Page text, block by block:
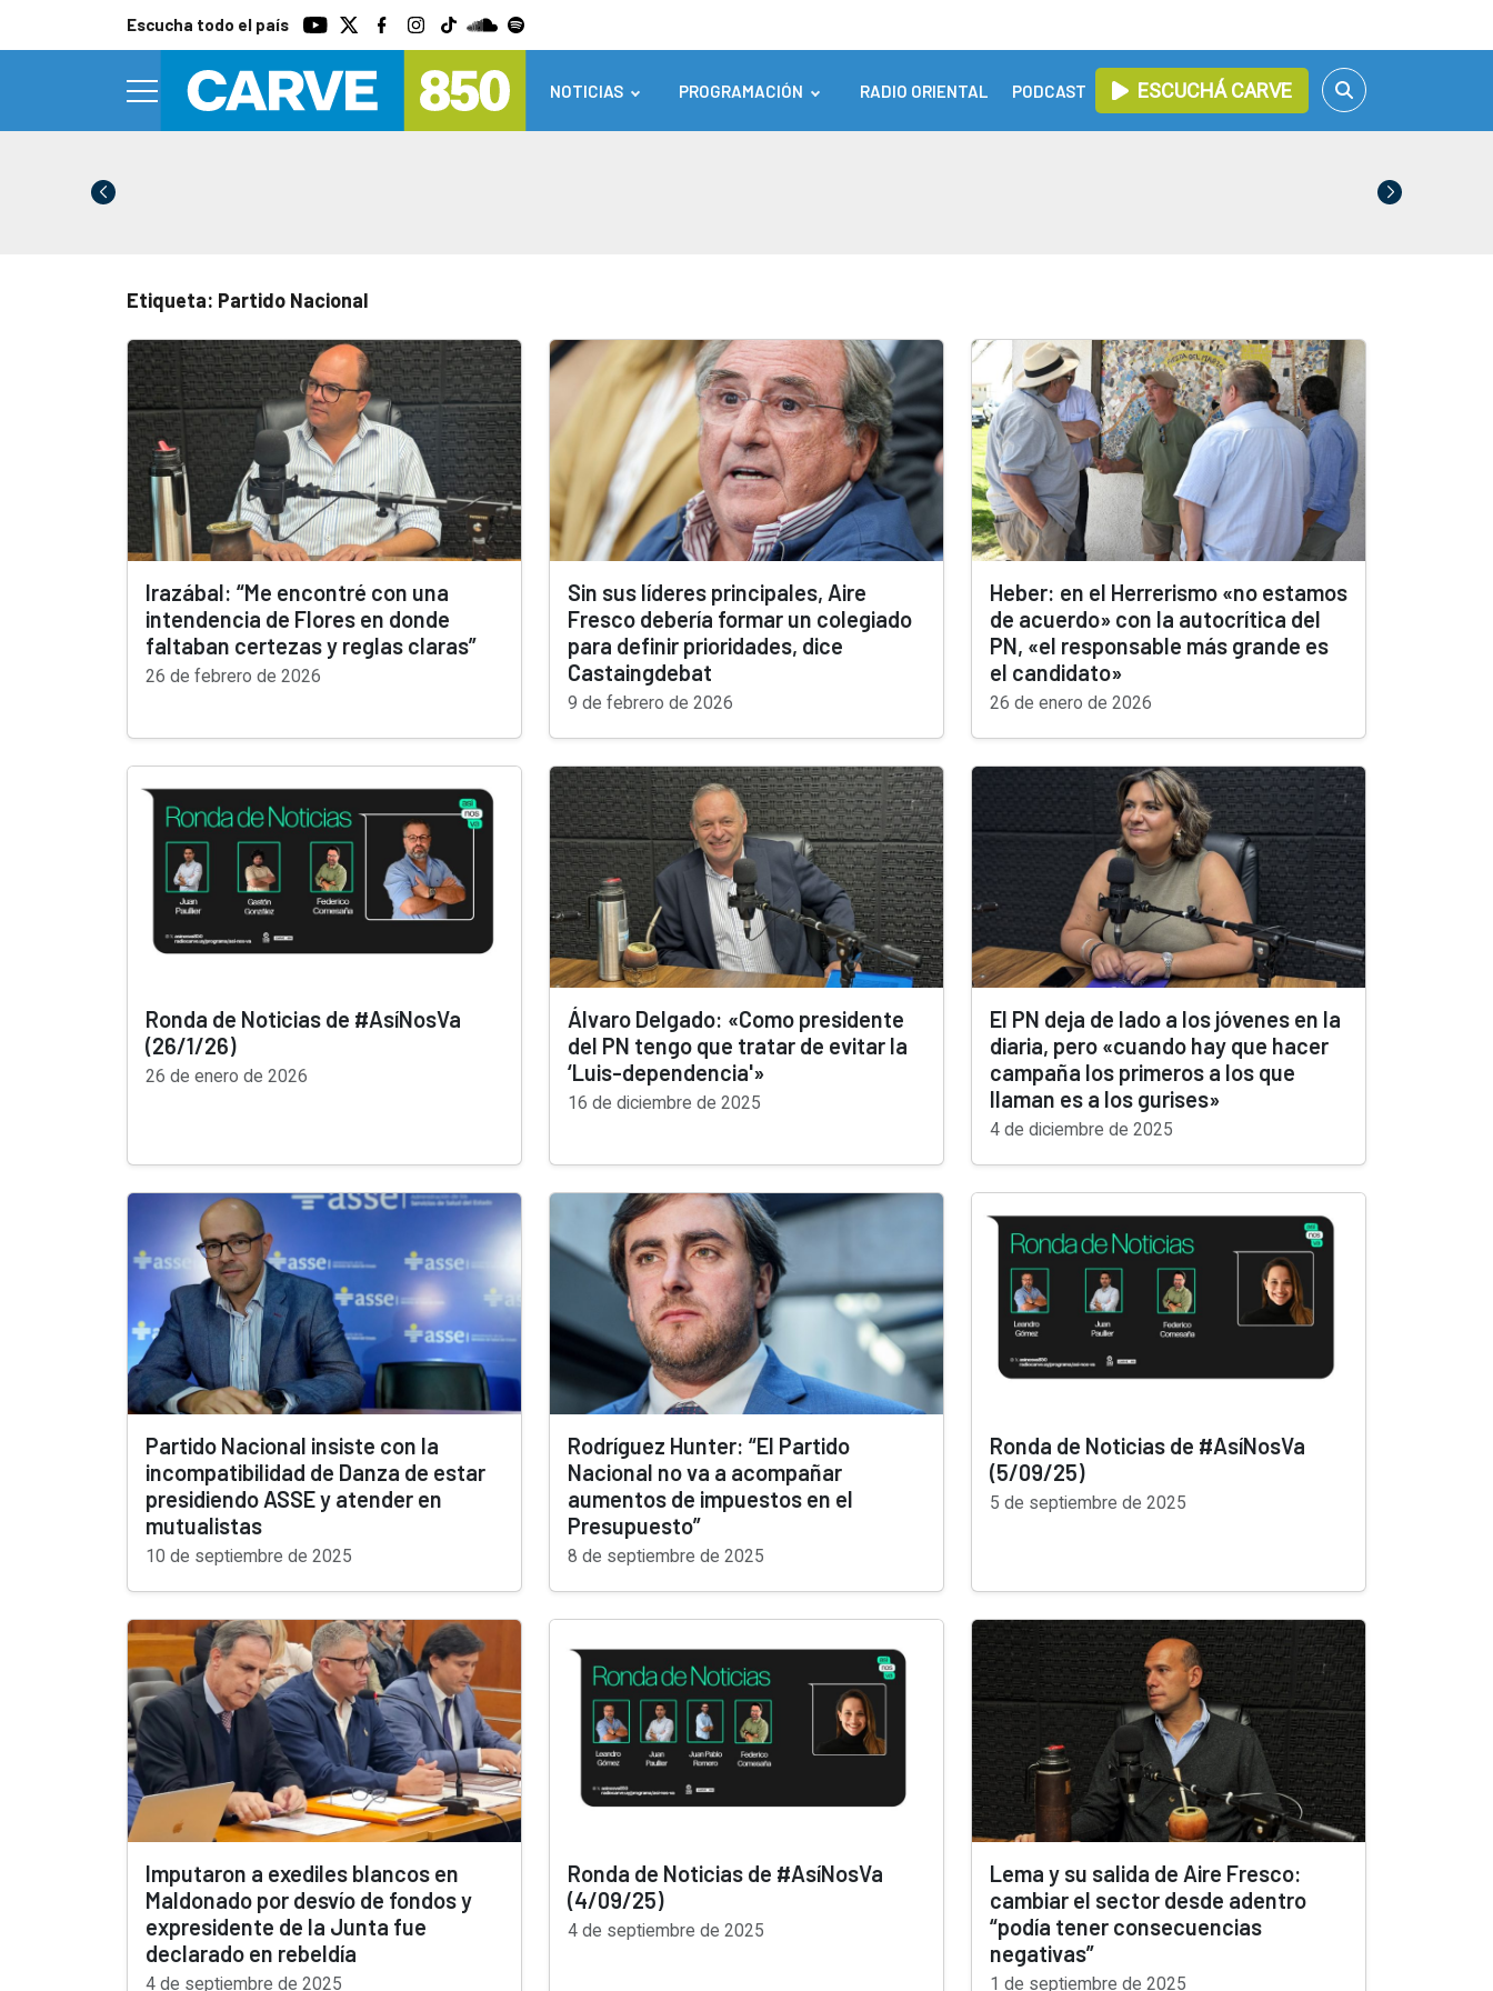
Escucha todo el país
NOTICIAS PROGRAMACIÓN RADIO ORIENTAL PODCAST ESCUCHÁ CARVE
Etiqueta: Partido Nacional
Irazábal: “Me encontré con una
intendencia de Flores en donde
faltaban certezas y reglas claras”
26 de febrero de 2026
Sin sus líderes principales, Aire
Fresco debería formar un colegiado
para definir prioridades, dice
Castaingdebat
9 de febrero de 2026
Heber: en el Herrerismo «no estamos
de acuerdo» con la autocrítica del
PN, «el responsable más grande es
el candidato»
26 de enero de 2026
Ronda de Noticias de #AsíNosVa
(26/1/26)
26 de enero de 2026
Álvaro Delgado: «Como presidente
del PN tengo que tratar de evitar la
‘Luis-dependencia'»
16 de diciembre de 2025
El PN deja de lado a los jóvenes en la
diaria, pero «cuando hay que hacer
campaña los primeros a los que
llaman es a los gurises»
4 de diciembre de 2025
Partido Nacional insiste con la
incompatibilidad de Danza de estar
presidiendo ASSE y atender en
mutualistas
10 de septiembre de 2025
Rodríguez Hunter: “El Partido
Nacional no va a acompañar
aumentos de impuestos en el
Presupuesto”
8 de septiembre de 2025
Ronda de Noticias de #AsíNosVa
(5/09/25)
5 de septiembre de 2025
Imputaron a exediles blancos en
Maldonado por desvío de fondos y
expresidente de la Junta fue
declarado en rebeldía
4 de septiembre de 2025
Ronda de Noticias de #AsíNosVa
(4/09/25)
4 de septiembre de 2025
Lema y su salida de Aire Fresco:
cambiar el sector desde adentro
“podía tener consecuencias
negativas”
1 de septiembre de 2025